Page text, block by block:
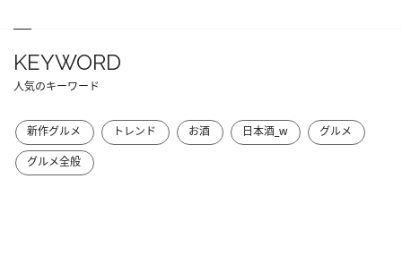
KEYWORD
人気のキーワード
新作グルメ トレンド お酒 日本酒_w
グルメ
グルメ全般